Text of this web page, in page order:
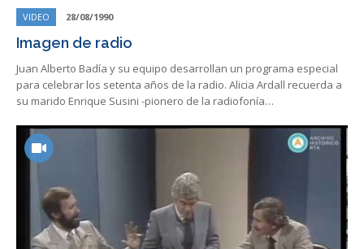
VIDEO 28/08/1990
Imagen de radio
Juan Alberto Badía y su equipo desarrollan un programa especial
para celebrar los setenta años de la radio. Alicia Ardall recuerda a
su marido Enrique Susini -pionero de la radiofonía…